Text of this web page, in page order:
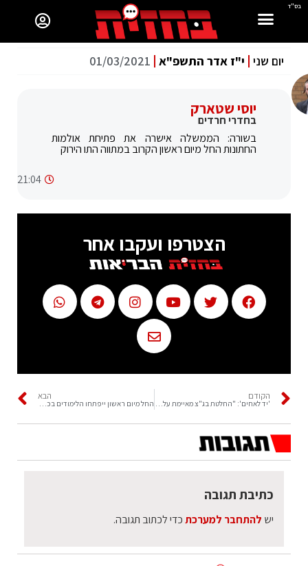
בס"ד
יום שני י"ז אדר התשפ"א 01/03/2021
יוסי שטארק
בחדרי חרדים
בשורה: הממשלה אישרה את פתיחת אולמות
החתונות החל מיום ראשון הקרוב במתווה התו הירוק
21:04
הצטרפו ועקבו אחר
הקודם הבא
כתיבת תגובה
יש להתחבר למערכתכדי לכתוב תגובה.